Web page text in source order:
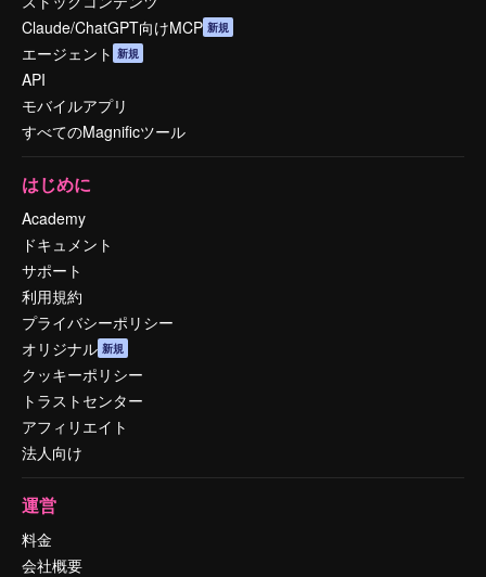
Claude/ChatGPT向けMCP 新規
エージェント 新規
API
モバイルアプリ
すべてのMagnificツール
はじめに
Academy
ドキュメント
サポート
利用規約
プライバシーポリシー
オリジナル 新規
クッキーポリシー
トラストセンター
アフィリエイト
法人向け
運営
料金
会社概要